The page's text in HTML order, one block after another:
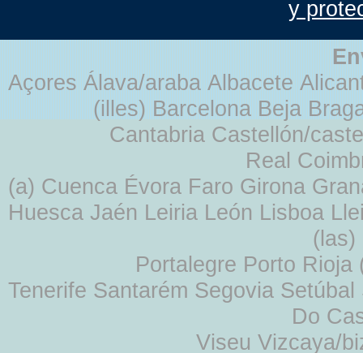
y
Açores Álava/araba Albacete
(illes) Barcelona Beja
Cantabria Castellón/
Real
(a) Cuenca Évora Faro Girona
Huesca Jaén Leiria León Lisboa
Portalegre Porto
Tenerife Santarém Segovia
Do
Viseu Vizcaya/